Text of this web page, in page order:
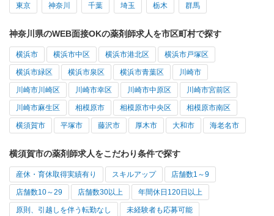
東京 神奈川 千葉 埼玉 栃木 群馬
神奈川県のWEB面接OKの薬剤師求人を市区町村で探す
横浜市 横浜市中区 横浜市港北区 横浜市戸塚区
横浜市緑区 横浜市泉区 横浜市青葉区 川崎市
川崎市川崎区 川崎市幸区 川崎市中原区 川崎市宮前区
川崎市麻生区 相模原市 相模原市中央区 相模原市南区
横須賀市 平塚市 藤沢市 厚木市 大和市 海老名市
横須賀市の薬剤師求人をこだわり条件で探す
産休・育休取得実績有り スキルアップ 店舗数1～9
店舗数10～29 店舗数30以上 年間休日120日以上
原則、引越しを伴う転勤なし 未経験者も応募可能